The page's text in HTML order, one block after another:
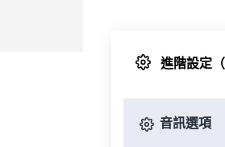
進階設定
音訊選項